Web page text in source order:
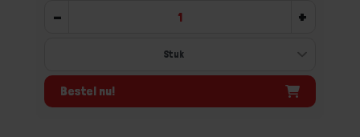
- +
Bestel nu!